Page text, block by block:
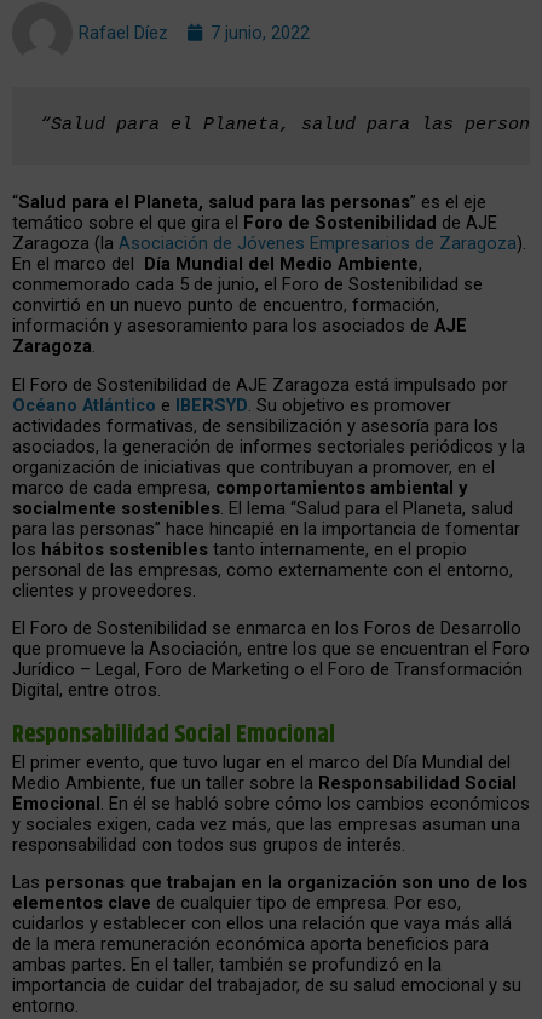
Rafael Díez 7 junio, 2022
“Salud para el Planeta, salud para las
“Salud para el Planeta, salud para las personas” es el eje
temático sobre el que gira el Foro de Sostenibilidad de AJE
Zaragoza (la Asociación de Jóvenes Empresarios de Zaragoza).
En el marco del Día Mundial del Medio Ambiente,
conmemorado cada 5 de junio, el Foro de Sostenibilidad se
convirtió en un nuevo punto de encuentro, formación,
información y asesoramiento para los asociados de AJE
Zaragoza.
El Foro de Sostenibilidad de AJE Zaragoza está impulsado por
Océano Atlántico e IBERSYD. Su objetivo es promover
actividades formativas, de sensibilización y asesoría para los
asociados, la generación de informes sectoriales periódicos y la
organización de iniciativas que contribuyan a promover, en el
marco de cada empresa, comportamientos ambiental y
socialmente sostenibles. El lema “Salud para el Planeta, salud
para las personas” hace hincapié en la importancia de fomentar
los hábitos sostenibles tanto internamente, en el propio
personal de las empresas, como externamente con el entorno,
clientes y proveedores.
El Foro de Sostenibilidad se enmarca en los Foros de Desarrollo
que promueve la Asociación, entre los que se encuentran el Foro
Jurídico – Legal, Foro de Marketing o el Foro de Transformación
Digital, entre otros.
Responsabilidad Social Emocional
El primer evento, que tuvo lugar en el marco del Día Mundial del
Medio Ambiente, fue un taller sobre la Responsabilidad Social
Emocional. En él se habló sobre cómo los cambios económicos
y sociales exigen, cada vez más, que las empresas asuman una
responsabilidad con todos sus grupos de interés.
Las personas que trabajan en la organización son uno de los
elementos clave de cualquier tipo de empresa. Por eso,
cuidarlos y establecer con ellos una relación que vaya más allá
de la mera remuneración económica aporta beneficios para
ambas partes. En el taller, también se profundizó en la
importancia de cuidar del trabajador, de su salud emocional y su
entorno.